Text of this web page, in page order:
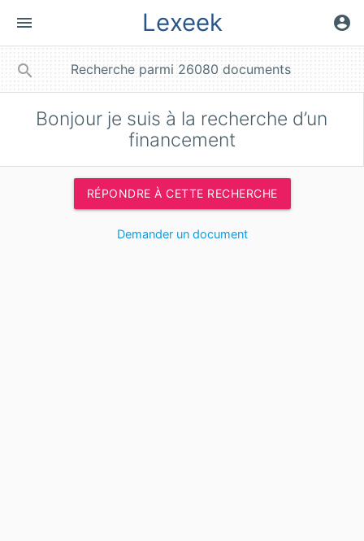
menu Lexeek account_circle
search
Bonjour je suis à la recherche d’un
financement
RÉPONDRE À CETTE RECHERCHE
Demander un document